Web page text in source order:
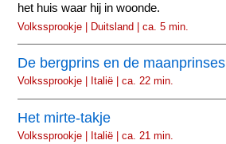
het huis waar hij in woonde.
Volkssprookje | Duitsland | ca. 5 min.
De bergprins en de maanprinses
Volkssprookje | Italië | ca. 22 min.
Het mirte-takje
Volkssprookje | Italië | ca. 21 min.